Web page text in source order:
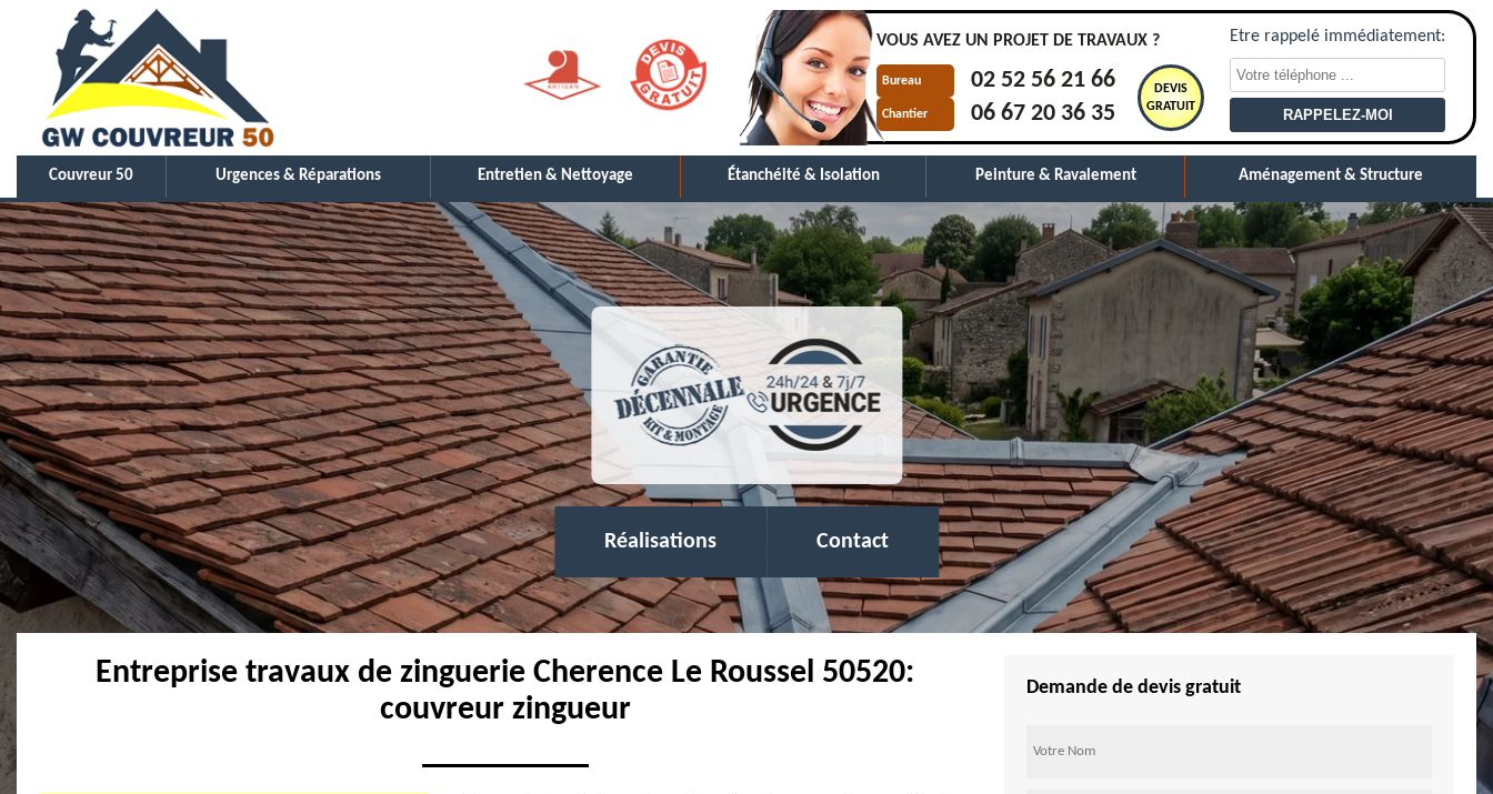
VOUS AVEZ UN PROJET DE TRAVAUX ?
Bureau 02 52 56 21 66
Chantier 06 67 20 36 35
DEVIS
GRATUIT
Etre rappelé immédiatement:
Couvreur 50 Urgences & Réparations Entretien & Nettoyage Étanchéité & Isolation Peinture & Ravalement Aménagement & Structure
Réalisations Contact
Entreprise travaux de zinguerie Cherence Le Roussel 50520:
couvreur zingueur
Demande de devis gratuit